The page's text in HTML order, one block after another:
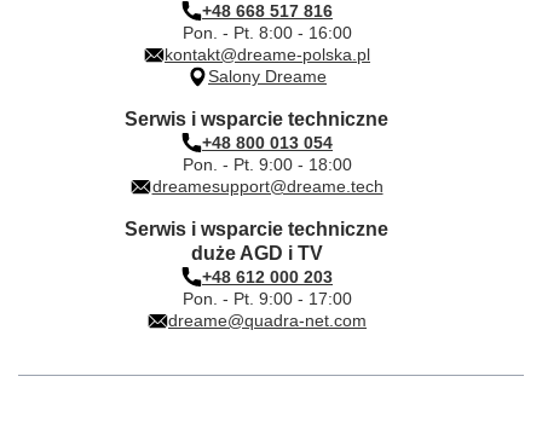
+48 668 517 816
Pon. - Pt. 8:00 - 16:00
kontakt@dreame-polska.pl
Salony Dreame
Serwis i wsparcie techniczne
+48 800 013 054
Pon. - Pt. 9:00 - 18:00
dreamesupport@dreame.tech
Serwis i wsparcie techniczne
duże AGD i TV
+48 612 000 203
Pon. - Pt. 9:00 - 17:00
dreame@quadra-net.com